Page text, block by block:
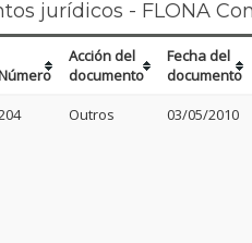
jurídicos - FLONA
Acción del
documento
Fecha del
documento
Outros 03/05/2010